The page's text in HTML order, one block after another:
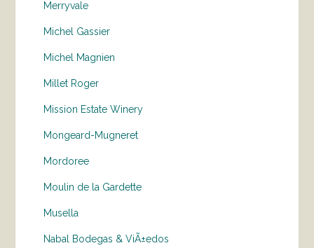
Merryvale
Michel Gassier
Michel Magnien
Millet Roger
Mission Estate Winery
Mongeard-Mugneret
Mordoree
Moulin de la Gardette
Musella
Nabal Bodegas & ViÃ±edos